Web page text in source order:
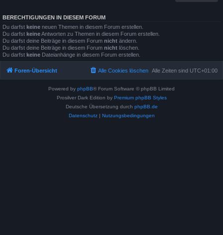
BERECHTIGUNGEN IN DIESEM FORUM
Du darfst keine neuen Themen in diesem Forum erstellen.
Du darfst keineAntworten zu Themen in diesem Forum erstellen.
Du darfst deine Beiträge in diesem Forum nicht ändern.
Du darfst deine Beiträge in diesem Forum nicht löschen.
Du darfst keine Dateianhänge in diesem Forum erstellen.
Foren-Übersicht Alle Zeiten sind UTC+01:00
Alle Cookies löschen
Powered by phpBB® Forum Software © phpBB Limited
Prosilver Dark Edition by Premium phpBB Styles
Deutsche Übersetzung durch phpBB.de
Datenschutz| Nutzungsbedingungen